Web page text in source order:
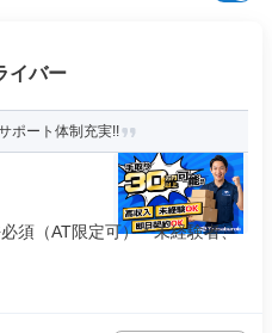
イバー
ポート体制充実!!
須（AT限定可） * 未経験者、